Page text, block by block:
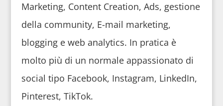
Marketing, Content Creation, Ads, gestione
della community, E-mail marketing,
blogging e web analytics. In pratica è
molto più di un normale appassionato di
social tipo Facebook, Instagram, LinkedIn,
Pinterest, TikTok.